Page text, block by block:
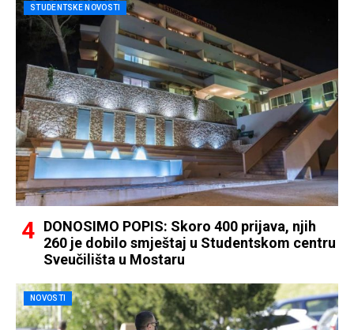
STUDENTSKE NOVOSTI
DONOSIMO POPIS: Skoro 400 prijava, njih
260 je dobilo smještaj u Studentskom centru
Sveučilišta u Mostaru
NOVOSTI